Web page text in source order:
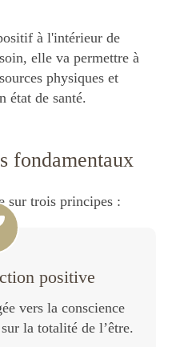
à l'intérieur de
elle va permettre à
physiques et
état de santé.
fondamentaux
sur trois principes :
positive
vers la conscience
la totalité de l’être.